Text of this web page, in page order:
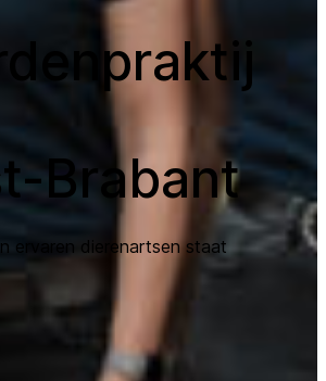
Brabant
ervaren dierenartsen staat